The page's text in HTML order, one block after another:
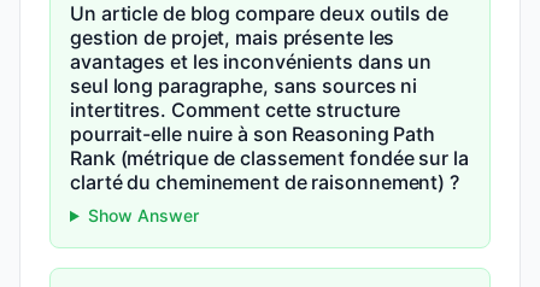
Un article de blog compare deux outils de
gestion de projet, mais présente les
avantages et les inconvénients dans un
seul long paragraphe, sans sources ni
intertitres. Comment cette structure
pourrait-elle nuire à son Reasoning Path
Rank (métrique de classement fondée sur la
clarté du cheminement de raisonnement) ?
Show Answer